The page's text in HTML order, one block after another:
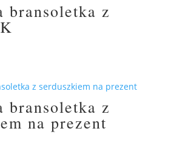
bransoletka z
bransoletka z
na prezent